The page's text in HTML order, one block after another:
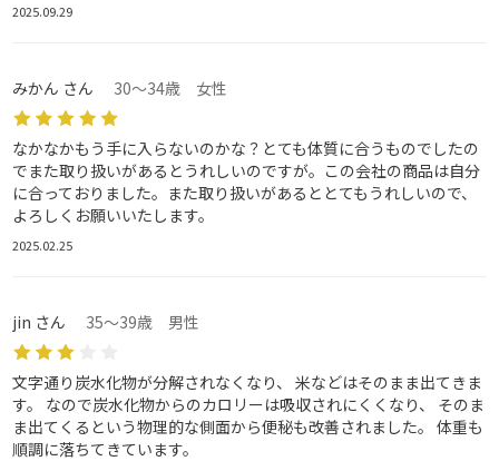
2025.09.29
みかん さん 30～34歳 女性
なかなかもう手に入らないのかな？とても体質に合うものでしたの
でまた取り扱いがあるとうれしいのですが。この会社の商品は自分
に合っておりました。また取り扱いがあるととてもうれしいので、
よろしくお願いいたします。
2025.02.25
jin さん 35～39歳 男性
文字通り炭水化物が分解されなくなり、 米などはそのまま出てきま
す。 なので炭水化物からのカロリーは吸収されにくくなり、 そのま
ま出てくるという物理的な側面から便秘も改善されました。 体重も
順調に落ちてきています。